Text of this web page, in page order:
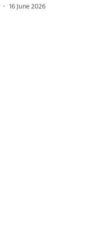
16 June 2026